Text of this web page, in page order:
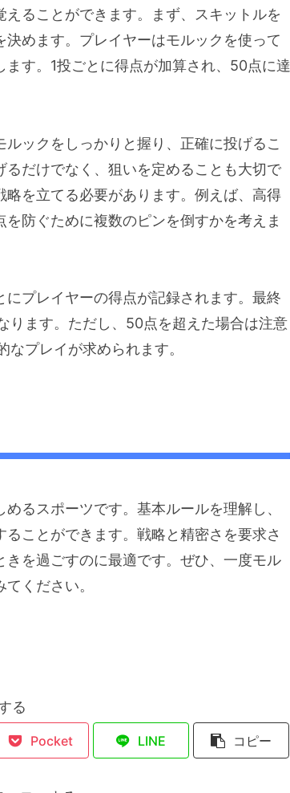
ることができます。まず、スキットルを
めます。プレイヤーはモルックを使って
す。1投ごとに得点が加算され、50点に達
ックをしっかりと握り、正確に投げるこ
だけでなく、狙いを定めることも大切で
を立てる必要があります。例えば、高得
防ぐために複数のピンを倒すかを考えま
プレイヤーの得点が記録されます。最終
ります。ただし、50点を超えた場合は注意
プレイが求められます。
るスポーツです。基本ルールを理解し、
ことができます。戦略と精密さを要求さ
を過ごすのに最適です。ぜひ、一度モル
ください。
る
Pocket LINE コピー